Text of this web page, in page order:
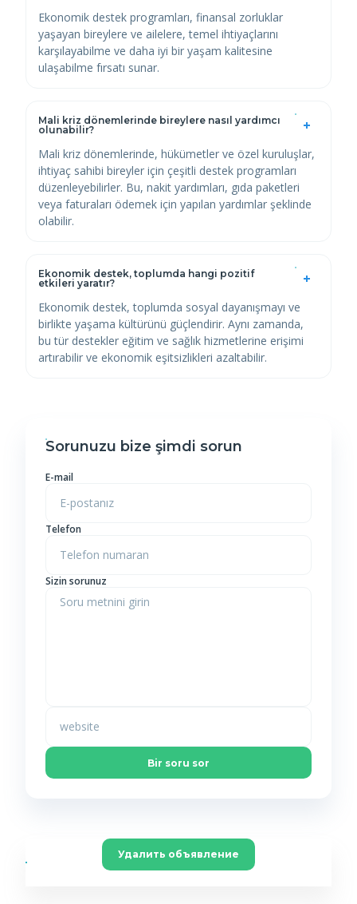
Ekonomik destek programları, finansal zorluklar
yaşayan bireylere ve ailelere, temel ihtiyaçlarını
karşılayabilme ve daha iyi bir yaşam kalitesine
ulaşabilme fırsatı sunar.
Mali kriz dönemlerinde bireylere nasıl yardımcı
olunabilir?
Mali kriz dönemlerinde, hükümetler ve özel kuruluşlar,
ihtiyaç sahibi bireyler için çeşitli destek programları
düzenleyebilirler. Bu, nakit yardımları, gıda paketleri
veya faturaları ödemek için yapılan yardımlar şeklinde
olabilir.
Ekonomik destek, toplumda hangi pozitif
etkileri yaratır?
Ekonomik destek, toplumda sosyal dayanışmayı ve
birlikte yaşama kültürünü güçlendirir. Aynı zamanda,
bu tür destekler eğitim ve sağlık hizmetlerine erişimi
artırabilir ve ekonomik eşitsizlikleri azaltabilir.
Sorunuzu bize şimdi sorun
E-mail
Telefon
Sizin sorunuz
Удалить объявление